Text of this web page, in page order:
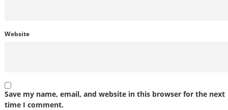
Website
Save my name, email, and website in this browser for the next
time I comment.